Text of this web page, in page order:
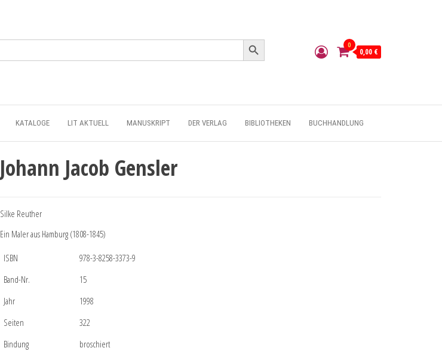
Search Button
0
0,00 €
KATALOGE LIT AKTUELL MANUSKRIPT DER VERLAG BIBLIOTHEKEN BUCHHANDLUNG
Johann Jacob Gensler
Silke Reuther
Ein Maler aus Hamburg (1808-1845)
ISBN
978-3-8258-3373-9
Band-Nr.
15
Jahr
1998
Seiten
322
Bindung
broschiert